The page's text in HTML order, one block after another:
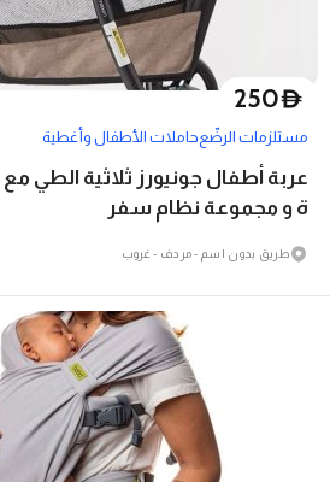
D
250
مستلزمات الرضّعحاملات الأطفال وأغطية
عربة أطفال جونيورز ثلاثية الطي
ة و مجموعة نظام سفر
طريق بدون اسم - مردف - غروب